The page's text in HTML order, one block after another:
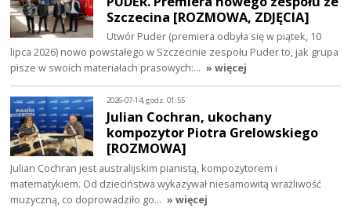
Szczecina [ROZMOWA, ZDJĘCIA]
Utwór Puder (premiera odbyła się w piątek, 10
lipca 2026) nowo powstałego w Szczecinie zespołu Puder to, jak grupa
pisze w swoich materiałach prasowych:… » więcej
2026-07-14, godz. 01:55
Julian Cochran, ukochany
kompozytor Piotra Grelowskiego
[ROZMOWA]
Julian Cochran jest australijskim pianistą, kompozytorem i
matematykiem. Od dzieciństwa wykazywał niesamowitą wrażliwość
muzyczną, co doprowadziło go… » więcej